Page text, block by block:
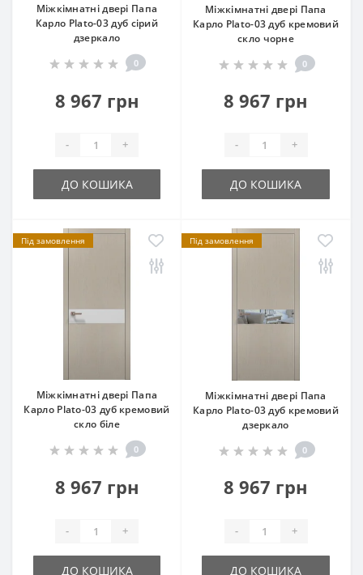
Міжкімнатні двері Папа
Карло Plato-03 дуб сірий
дзеркало
0
8 967 грн
- +
ДО КОШИКА
Міжкімнатні двері Папа
Карло Plato-03 дуб кремовий
скло чорне
0
8 967 грн
- +
ДО КОШИКА
Під замовлення
Міжкімнатні двері Папа
Карло Plato-03 дуб кремовий
скло біле
0
8 967 грн
- +
ДО КОШИКА
Під замовлення
Міжкімнатні двері Папа
Карло Plato-03 дуб кремовий
дзеркало
0
8 967 грн
- +
ДО КОШИКА